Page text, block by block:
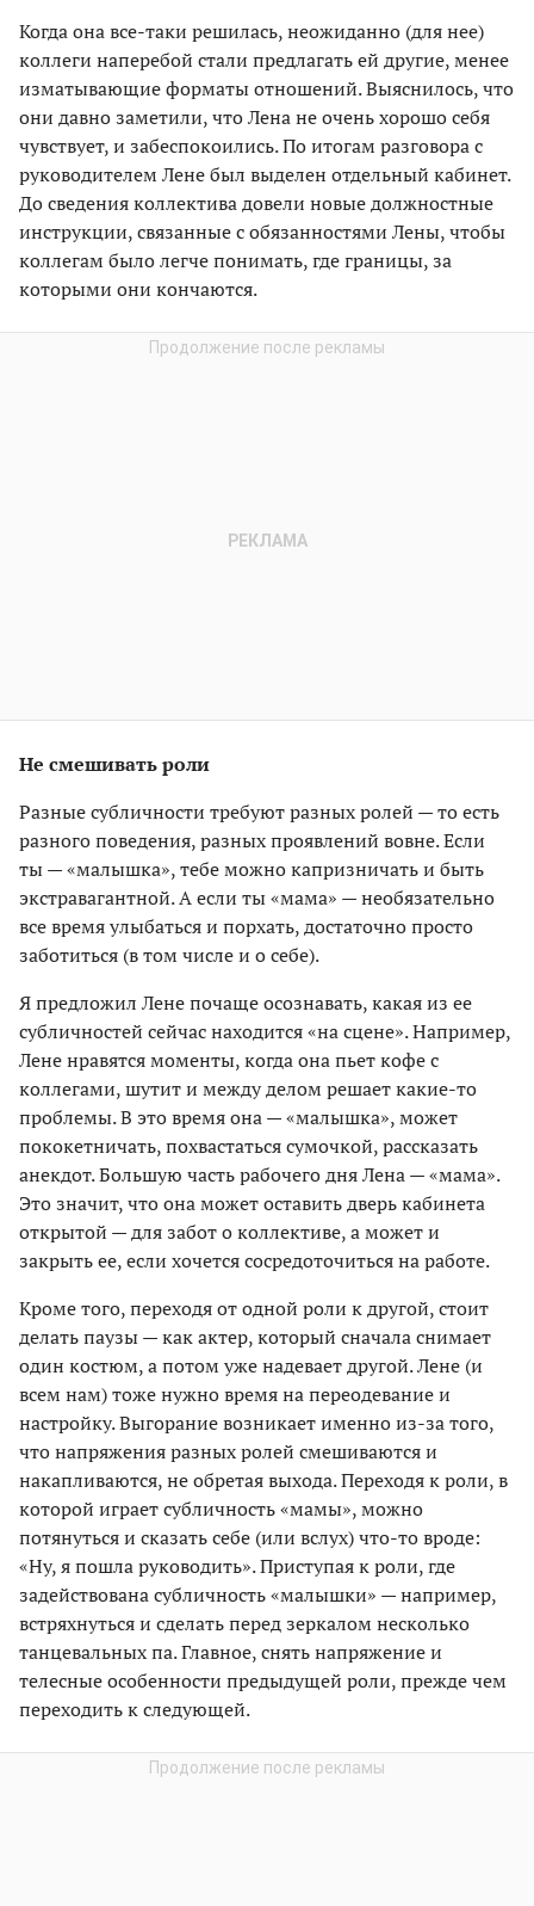
Когда она все-таки решилась, неожиданно (для нее)
коллеги наперебой стали предлагать ей другие, менее
изматывающие форматы отношений. Выяснилось, что
они давно заметили, что Лена не очень хорошо себя
чувствует, и забеспокоились. По итогам разговора с
руководителем Лене был выделен отдельный кабинет.
До сведения коллектива довели новые должностные
инструкции, связанные с обязанностями Лены, чтобы
коллегам было легче понимать, где границы, за
которыми они кончаются.
Не смешивать роли
Разные субличности требуют разных ролей — то есть
разного поведения, разных проявлений вовне. Если
ты — «малышка», тебе можно капризничать и быть
экстравагантной. А если ты «мама» — необязательно
все время улыбаться и порхать, достаточно просто
заботиться (в том числе и о себе).
Я предложил Лене почаще осознавать, какая из ее
субличностей сейчас находится «на сцене». Например,
Лене нравятся моменты, когда она пьет кофе с
коллегами, шутит и между делом решает какие-то
проблемы. В это время она — «малышка», может
пококетничать, похвастаться сумочкой, рассказать
анекдот. Большую часть рабочего дня Лена — «мама».
Это значит, что она может оставить дверь кабинета
открытой — для забот о коллективе, а может и
закрыть ее, если хочется сосредоточиться на работе.
Кроме того, переходя от одной роли к другой, стоит
делать паузы — как актер, который сначала снимает
один костюм, а потом уже надевает другой. Лене (и
всем нам) тоже нужно время на переодевание и
настройку. Выгорание возникает именно из-за того,
что напряжения разных ролей смешиваются и
накапливаются, не обретая выхода. Переходя к роли, в
которой играет субличность «мамы», можно
потянуться и сказать себе (или вслух) что-то вроде:
«Ну, я пошла руководить». Приступая к роли, где
задействована субличность «малышки» — например,
встряхнуться и сделать перед зеркалом несколько
танцевальных па. Главное, снять напряжение и
телесные особенности предыдущей роли, прежде чем
переходить к следующей.